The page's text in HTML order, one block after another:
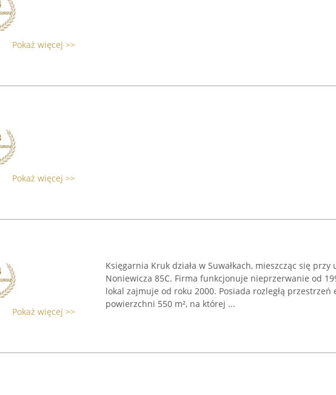
Pokaż więcej >>
Pokaż więcej >>
Pokaż więcej >>
Księgarnia Kruk działa w Suwałkach, mieszcząc się przy
Noniewicza 85C. Firma funkcjonuje nieprzerwanie od
lokal zajmuje od roku 2000. Posiada rozległą przestrzeń
powierzchni 550 m², na której ...